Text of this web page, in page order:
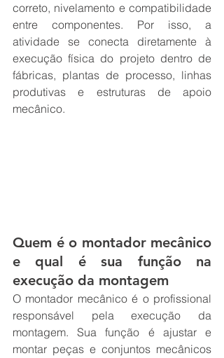
correto, nivelamento e compatibilidade
entre componentes. Por isso, a
atividade se conecta diretamente à
execução física do projeto dentro de
fábricas, plantas de processo, linhas
produtivas e estruturas de apoio
mecânico.
Quem é o montador mecânico
e qual é sua função na
execução da montagem
O montador mecânico é o profissional
responsável pela execução da
montagem. Sua função é ajustar e
montar peças e conjuntos mecânicos